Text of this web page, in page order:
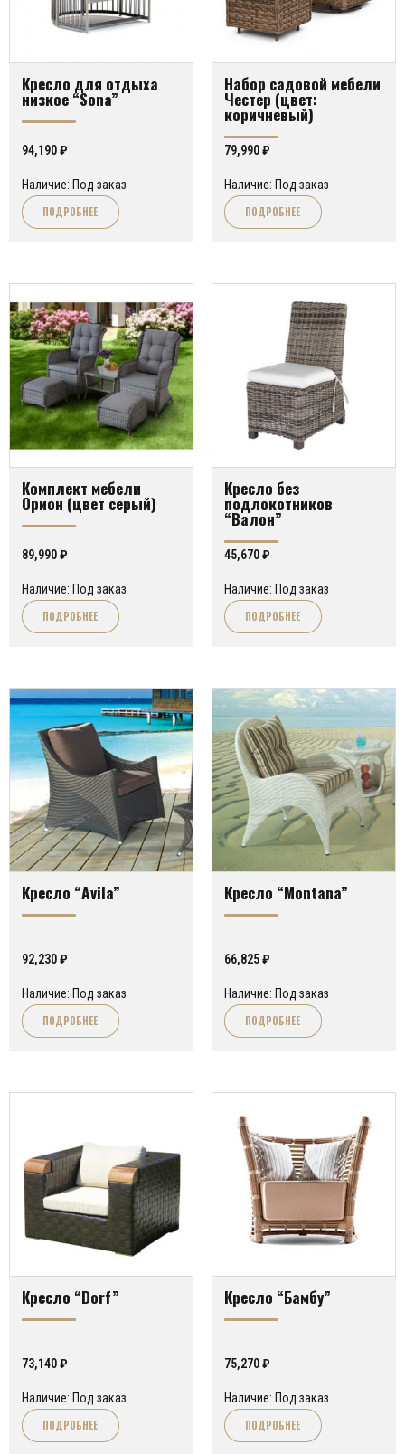
Кресло для отдыха
низкое “Sona”
94,190₽
Наличие: Под заказ
ПОДРОБНЕЕ
Набор садовой мебели
Честер (цвет:
коричневый)
79,990₽
Наличие: Под заказ
ПОДРОБНЕЕ
Комплект мебели
Орион (цвет серый)
89,990₽
Наличие: Под заказ
ПОДРОБНЕЕ
Кресло без
подлокотников
“Валон”
45,670₽
Наличие: Под заказ
ПОДРОБНЕЕ
Кресло “Avila”
92,230₽
Наличие: Под заказ
ПОДРОБНЕЕ
Кресло “Montana”
66,825₽
Наличие: Под заказ
ПОДРОБНЕЕ
Кресло “Dorf”
73,140₽
Наличие: Под заказ
ПОДРОБНЕЕ
Кресло “Бамбу”
75,270₽
Наличие: Под заказ
ПОДРОБНЕЕ